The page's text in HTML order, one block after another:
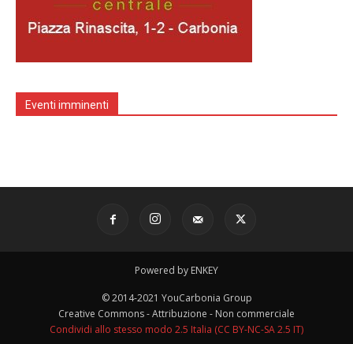
Eventi imminenti
Powered by ENKEY
© 2014-2021 YouCarbonia Group
Creative Commons - Attribuzione - Non commerciale
Condividi allo stesso modo 2.5 Italia (CC BY-NC-SA 2.5 IT)